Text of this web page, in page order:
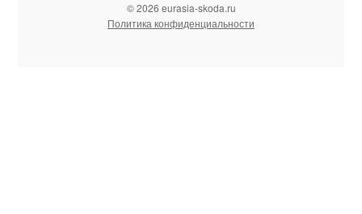
© 2026 eurasia-skoda.ru
Политика конфиденциальности